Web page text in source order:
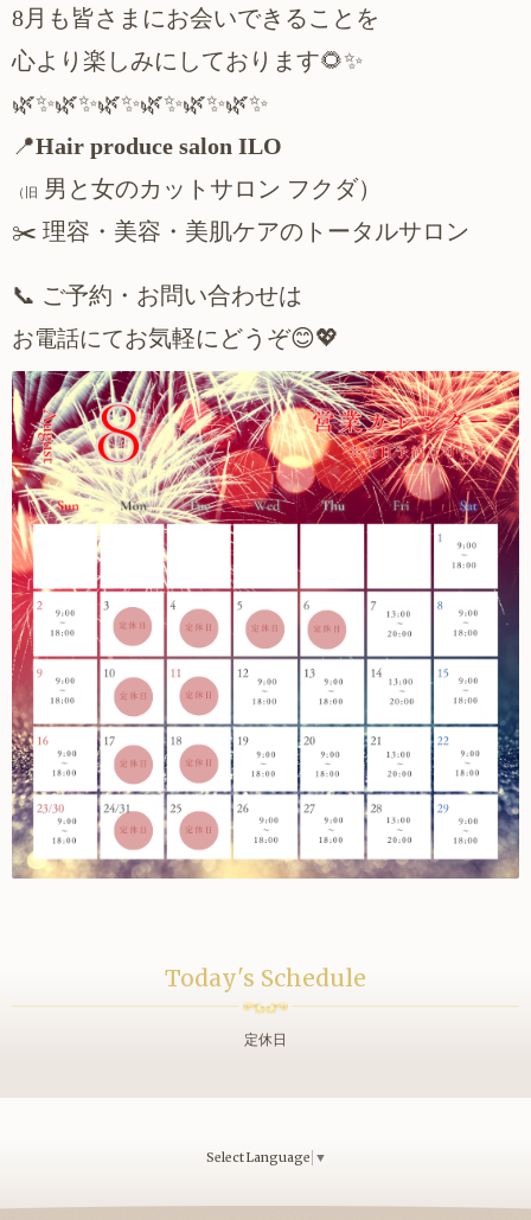
8月も皆さまにお会いできることを
心より楽しみにしております🌻✨
🌿✨🌿✨🌿✨🌿✨🌿✨🌿✨
📍Hair produce salon ILO
（旧 男と女のカットサロン フクダ）
✂️ 理容・美容・美肌ケアのトータルサロン
📞 ご予約・お問い合わせは
お電話にてお気軽にどうぞ😊💖
Today's Schedule
定休日
Select Language ▼